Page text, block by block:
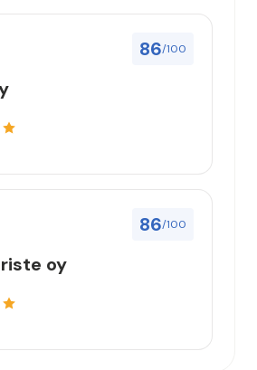
86/100
86/100
oy